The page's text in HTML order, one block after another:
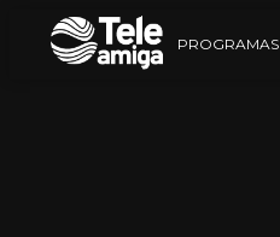
PROGRAMAS